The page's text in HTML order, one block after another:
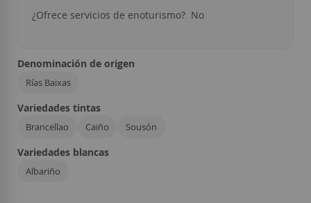
¿Ofrece servicios de enoturismo? No
Denominación de origen
Rías Baixas
Variedades tintas
Brancellao Caiño Sousón
Variedades blancas
Albariño